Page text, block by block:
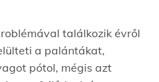
találkozik évről
a palántákat,
pótol, mégis azt